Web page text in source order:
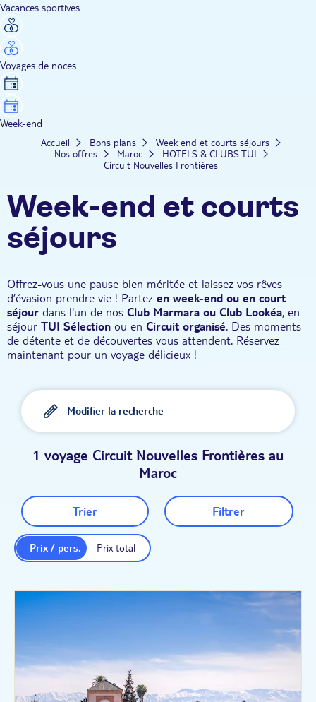
Vacances sportives
Voyages de noces
Week-end
Accueil Bons plans
Week end et courts séjours
Nos offres
Maroc
HOTELS & CLUBS TUI
Circuit Nouvelles Frontières
Week-end et courts
séjours
Offrez-vous une pause bien méritée et laissez vos rêves
d’évasion prendre vie ! Partez en week-end ou en court
séjour dans l'un de nos Club Marmara ou Club Lookéa, en
séjour TUI Sélection ou en Circuit organisé. Des moments
de détente et de découvertes vous attendent. Réservez
maintenant pour un voyage délicieux !
Modifier la recherche
1 voyage Circuit Nouvelles Frontières au
Maroc
Trier Filtrer
Prix total
Prix / pers.